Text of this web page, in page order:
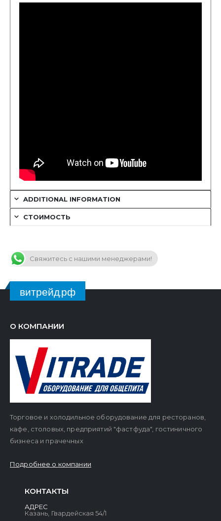
ADDITIONAL INFORMATION
СТОИМОСТЬ
Свяжитесь с нашими менеджерами!
витрейд.рф
О КОМПАНИИ
Торговое и холодильное оборудование для ресторанов,
кафе, столовых, предприятий "фастфуда", гостиничного
бизнеса и прачечных
Подробнее о компании
КОНТАКТЫ
АДРЕС
Казань, Гвардейская 54/1